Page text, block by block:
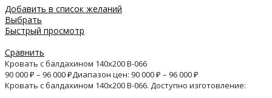
Добавить в список желаний
Выбрать
Быстрый просмотр
Сравнить
Кровать с балдахином 140х200 B-066
90 000₽ – 96 000₽Диапазон цен: 90 000 ₽ – 96 000 ₽
Кровать с балдахином 140х200 B-066. Доступно изготовление: